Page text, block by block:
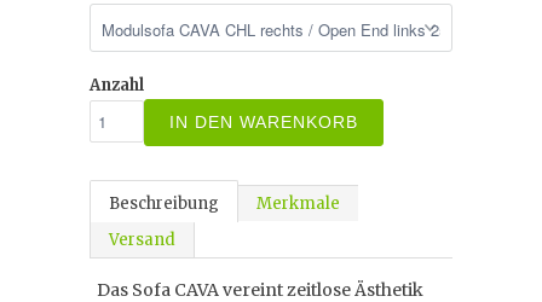
Anzahl
IN DEN WARENKORB
Beschreibung
Merkmale
Versand
Das Sofa CAVA vereint zeitlose Ästhetik